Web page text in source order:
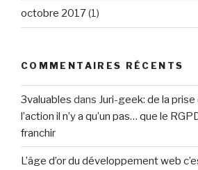
octobre 2017(1)
COMMENTAIRES RÉCENTS
3valuables dans Juri-geek: de la
l’action il n’y a qu’un pas… que le
franchir
L’âge d’or du développement web